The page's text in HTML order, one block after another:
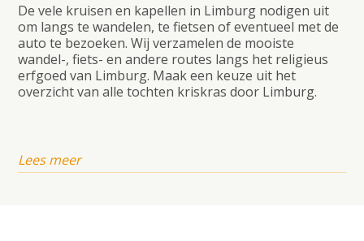
De vele kruisen en kapellen in Limburg nodigen uit
om langs te wandelen, te fietsen of eventueel met de
auto te bezoeken. Wij verzamelen de mooiste
wandel-, fiets- en andere routes langs het religieus
erfgoed van Limburg. Maak een keuze uit het
overzicht van alle tochten kriskras door Limburg.
Lees meer